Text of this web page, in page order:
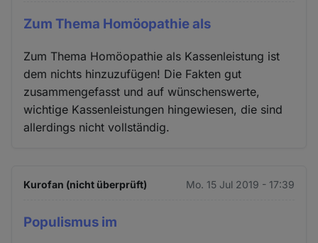
Zum Thema Homöopathie als
Zum Thema Homöopathie als Kassenleistung ist
dem nichts hinzuzufügen! Die Fakten gut
zusammengefasst und auf wünschenswerte,
wichtige Kassenleistungen hingewiesen, die sind
allerdings nicht vollständig.
Kurofan (nicht überprüft) Mo. 15 Jul 2019 - 17:39
Populismus im